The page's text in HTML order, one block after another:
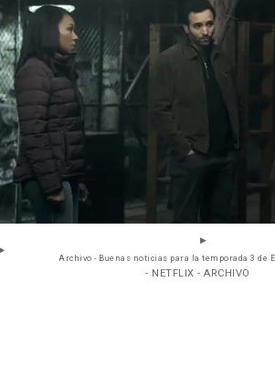
Archivo - Buenas noticias para la temporada 3 de
- NETFLIX - ARCHIVO